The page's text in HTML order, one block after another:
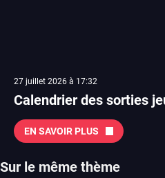
27 juillet 2026 à 17:32
Calendrier des sorties
EN SAVOIR PLUS
Sur le même thème